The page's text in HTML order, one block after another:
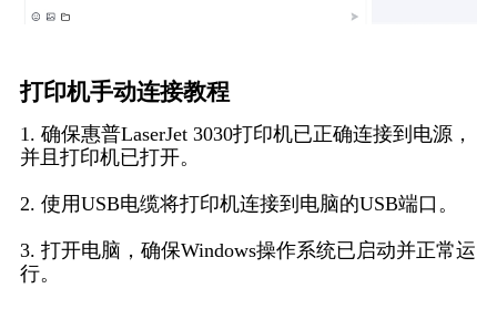
打印机手动连接教程
1. 确保惠普LaserJet 3030打印机已正确连接到电源，
并且打印机已打开。
2. 使用USB电缆将打印机连接到电脑的USB端口。
3. 打开电脑，确保Windows操作系统已启动并正常运
行。